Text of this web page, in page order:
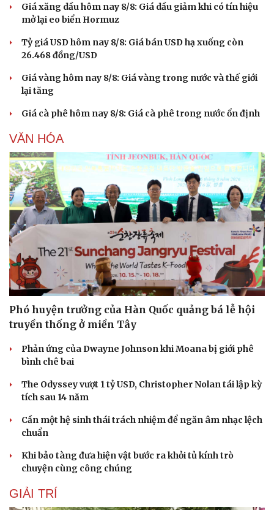
Giá xăng dầu hôm nay 8/8: Giá dầu giảm khi có tín hiệu
mở lại eo biển Hormuz
Tỷ giá USD hôm nay 8/8: Giá bán USD hạ xuống còn
26.468 đồng/USD
Giá vàng hôm nay 8/8: Giá vàng trong nước và thế giới
lại tăng
Giá cà phê hôm nay 8/8: Giá cà phê trong nước ổn định
VĂN HÓA
Phó huyện trưởng của Hàn Quốc quảng bá lễ hội
truyền thống ở miền Tây
Phản ứng của Dwayne Johnson khi Moana bị giới phê
bình chê bai
The Odyssey vượt 1 tỷ USD, Christopher Nolan tái lập kỳ
tích sau 14 năm
Cần một hệ sinh thái trách nhiệm để ngăn âm nhạc lệch
chuẩn
Khi bảo tàng đưa hiện vật bước ra khỏi tủ kính trò
chuyện cùng công chúng
GIẢI TRÍ